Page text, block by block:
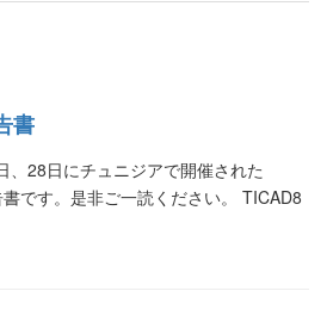
書
、28日にチュニジアで開催された
です。是非ご一読ください。 TICAD8